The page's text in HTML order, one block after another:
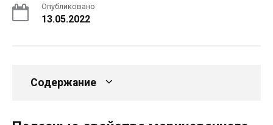
Опубликовано
13.05.2022
Содержание